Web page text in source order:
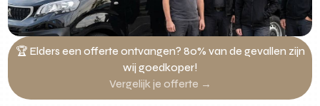
🏆 Elders een offerte ontvangen? 80% van de gevallen zijn
wij goedkoper!
Vergelijk je offerte →